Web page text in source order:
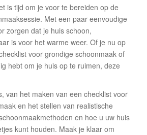
is tijd om je voor te bereiden op de
Met een paar eenvoudige
zorgen dat je huis schoon,
is voor het warme weer. Of je nu op
voor grondige schoonmaak of
hebt om je huis op te ruimen, deze
van het maken van een checklist voor
en het stellen van realistische
en hoe u uw huis
kunt houden. Maak je klaar om